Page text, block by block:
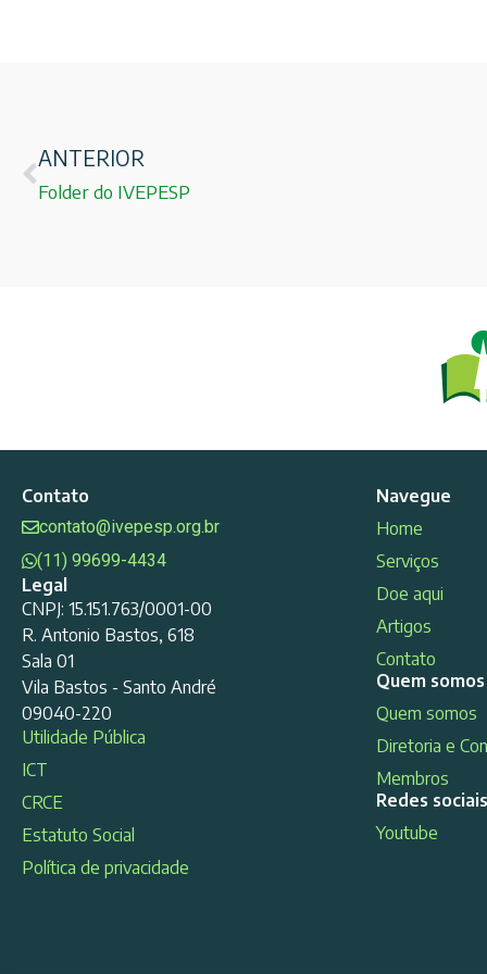
ANTERIOR
Folder do IVEPESP
Contato
contato@ivepesp.org.br
(11) 99699-4434
Legal
CNPJ: 15.151.763/0001-00
R. Antonio Bastos, 618
Sala 01
Vila Bastos - Santo André
09040-220
Utilidade Pública
ICT
CRCE
Estatuto Social
Política de privacidade
Navegue
Home
Serviços
Doe aqui
Artigos
Contato
Quem somos
Quem somos
Diretoria e
Membros
Redes sociais
Youtube